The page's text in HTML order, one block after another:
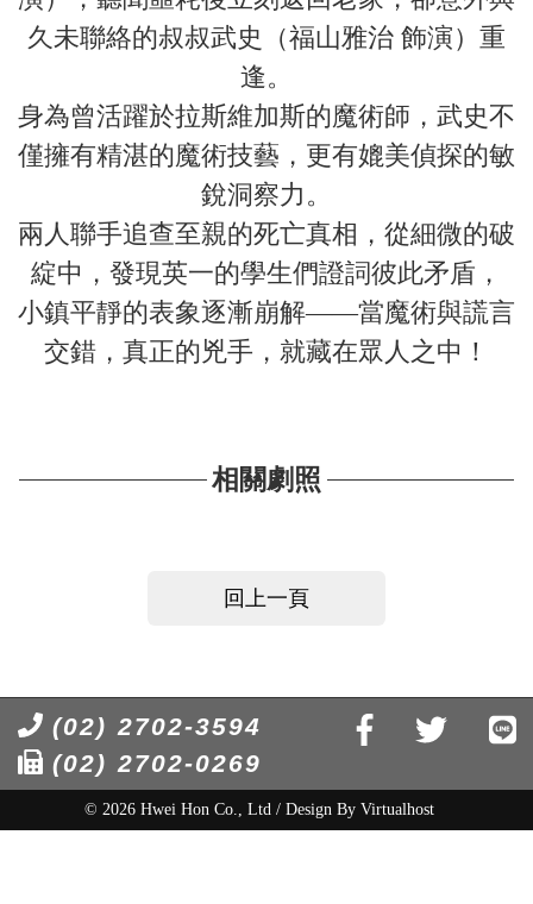
久未聯絡的叔叔武史（福山雅治 飾演）重
逢。
身為曾活躍於拉斯維加斯的魔術師，武史不
僅擁有精湛的魔術技藝，更有媲美偵探的敏
銳洞察力。
兩人聯手追查至親的死亡真相，從細微的破
綻中，發現英一的學生們證詞彼此矛盾，
小鎮平靜的表象逐漸崩解——當魔術與謊言
交錯，真正的兇手，就藏在眾人之中！
相關劇照
回上一頁
(02) 2702-3594
(02) 2702-0269
© 2026 Hwei Hon Co., Ltd / Design By Virtualhost